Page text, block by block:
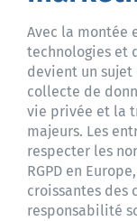
Avec la montée
technologies et
devient un sujet
collecte de
vie privée et la
majeurs. Les
respecter les
RGPD en
croissantes des
responsabilité